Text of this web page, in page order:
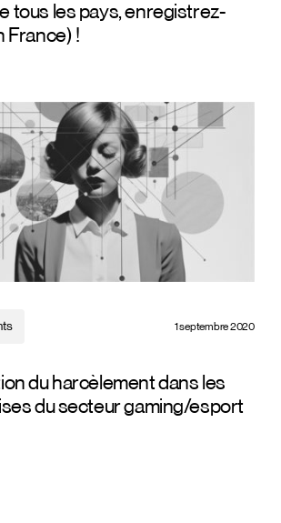
tous les pays, enregistrez-
France) !
1 septembre 2020
du harcèlement dans les
du secteur gaming/esport